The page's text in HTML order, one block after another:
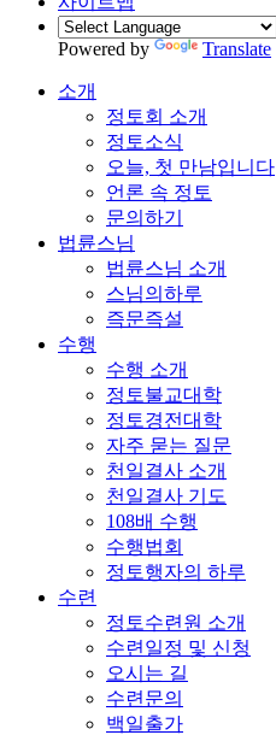
Powered by Translate
소개
정토회 소개
정토소식
오늘, 첫 만남입니다
언론 속 정토
문의하기
법륜스님
법륜스님 소개
스님의하루
즉문즉설
수행
수행 소개
정토불교대학
정토경전대학
자주 묻는 질문
천일결사 소개
천일결사 기도
108배 수행
수행법회
정토행자의 하루
수련
정토수련원 소개
수련일정 및 신청
오시는 길
수련문의
백일출가